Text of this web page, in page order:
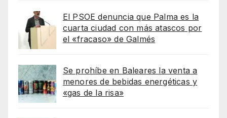
El PSOE denuncia que Palma es la
cuarta ciudad con más atascos por
el «fracaso» de Galmés
Se prohíbe en Baleares la venta a
menores de bebidas energéticas y
«gas de la risa»